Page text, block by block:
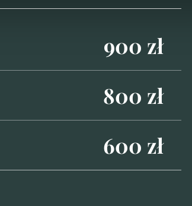
900 zł
800 zł
600 zł